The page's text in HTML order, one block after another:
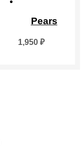
Pears
1,950 ₽